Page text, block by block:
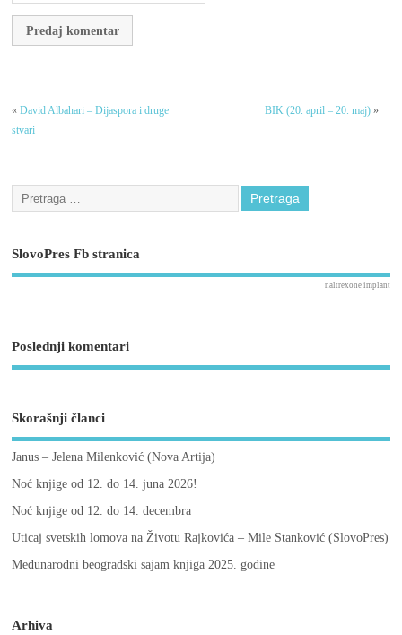
«David Albahari – Dijaspora i druge
stvari
BIK (20. april – 20. maj)»
SlovoPres Fb stranica
naltrexone implant
Poslednji komentari
Skorašnji članci
Janus – Jelena Milenković (Nova Artija)
Noć knjige od 12. do 14. juna 2026!
Noć knjige od 12. do 14. decembra
Uticaj svetskih lomova na Životu Rajkovića – Mile Stanković (SlovoPres)
Međunarodni beogradski sajam knjiga 2025. godine
Arhiva